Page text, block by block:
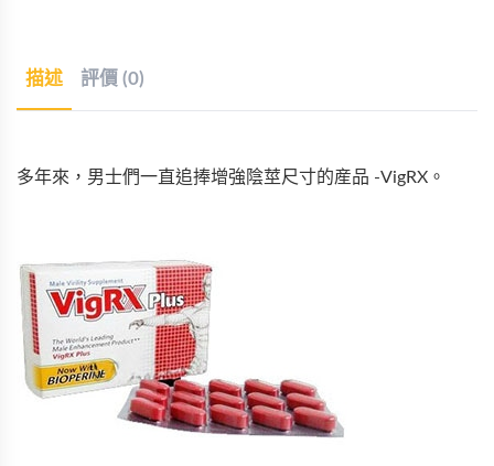
描述 評價 (0)
多年來，男士們一直追捧增強陰莖尺寸的産品 -VigRX。